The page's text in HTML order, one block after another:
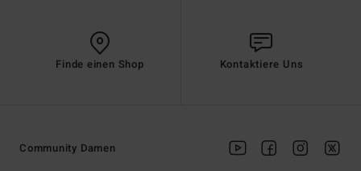
Finde einen Shop Kontaktiere Uns
Community Damen